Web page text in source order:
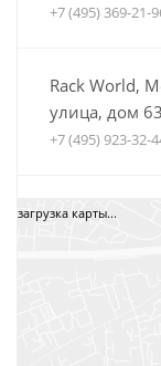
+7 (495) 369-21-
Rack World,
улица, дом
+7 (495) 923-32-
загрузка карты...